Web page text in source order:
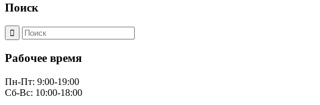
Поиск
Рабочее время
Пн-Пт: 9:00-19:00
Сб-Вс: 10:00-18:00